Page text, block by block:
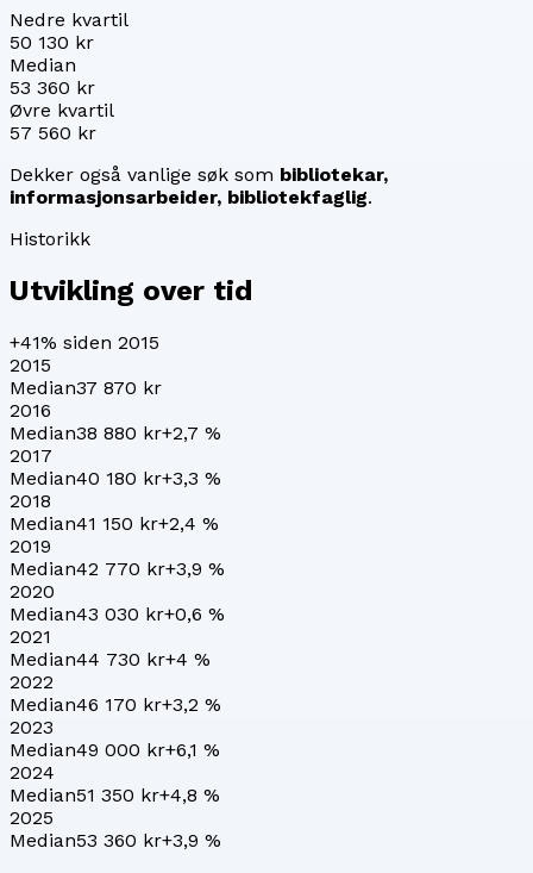
Nedre kvartil
50 130 kr
Median
53 360 kr
Øvre kvartil
57 560 kr
Dekker også vanlige søk som bibliotekar,
informasjonsarbeider, bibliotekfaglig.
Historikk
Utvikling over tid
+41% siden 2015
2015
Median37 870 kr
2016
Median38 880 kr+2,7 %
2017
Median40 180 kr+3,3 %
2018
Median41 150 kr+2,4 %
2019
Median42 770 kr+3,9 %
2020
Median43 030 kr+0,6 %
2021
Median44 730 kr+4 %
2022
Median46 170 kr+3,2 %
2023
Median49 000 kr+6,1 %
2024
Median51 350 kr+4,8 %
2025
Median53 360 kr+3,9 %